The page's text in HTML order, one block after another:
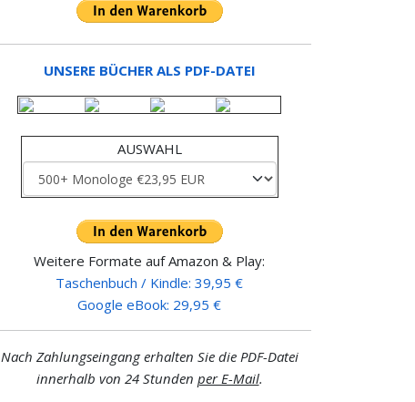
UNSERE BÜCHER ALS PDF-DATEI
AUSWAHL
Weitere Formate auf Amazon & Play:
Taschenbuch / Kindle: 39,95 €
Google eBook: 29,95 €
Nach Zahlungseingang erhalten Sie die PDF-Datei
innerhalb von 24 Stunden per E-Mail.